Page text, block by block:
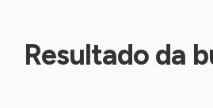
Resultado da